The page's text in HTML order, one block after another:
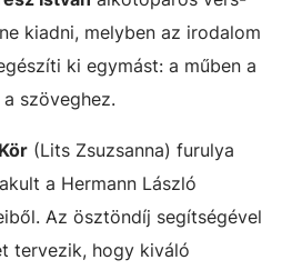
kiadni, melyben az irodalom
ki egymást: a műben a
szöveghez.
(Lits Zsuzsanna) furulya
a Hermann László
Az ösztöndíj segítségével
tervezik, hogy kiváló